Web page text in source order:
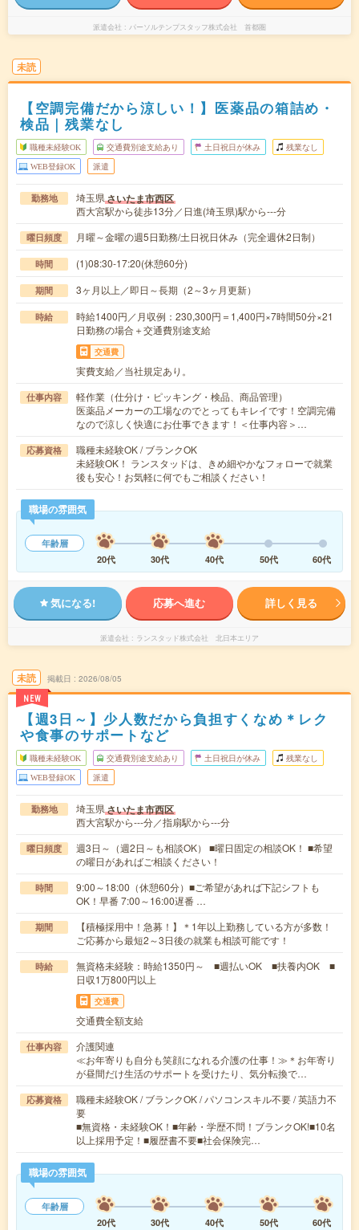
派遣会社 パーソルテンプスタッフ株式会社 首都圏
未読
【空調完備だから涼しい！】医薬品の箱詰め・
検品｜残業なし
職種未経験OK 交通費別途支給あり 土日祝日が休み 残業なし
WEB登録OK 派遣
勤務地 埼玉県さいたま市西区
西大宮駅から徒歩13分／日進(埼玉県)駅から---分
曜日頻度 月曜～金曜の週5日勤務/土日祝日休み（完全週休2日制）
時間 (1)08:30-17:20(休憩60分)
期間 3ヶ月以上／即日～長期（2～3ヶ月更新）
時給
時給1400円／月収例：230,300円＝1,400円×7時間50分×21
日勤務の場合＋交通費別途支給
交通費
実費支給／当社規定あり。
仕事内容
軽作業（仕分け・ピッキング・検品、商品管理）
医薬品メーカーの工場なのでとってもキレイです！空調完備
なので涼しく快適にお仕事できます！＜仕事内容＞…
応募資格
職種未経験OK / ブランクOK
未経験OK！ ランスタッドは、きめ細やかなフォローで就業
後も安心！お気軽に何でもご相談ください！
職場の雰囲気
年齢層
20代
30代 40代 50代 60代
気になる! 応募へ進む 詳しく見る
派遣会社 ランスタッド株式会社 北日本エリア
未読
NEW
掲載日 2026/08/05
【週3日～】少人数だから負担すくなめ＊レク
や食事のサポートなど
職種未経験OK 交通費別途支給あり 土日祝日が休み 残業なし
WEB登録OK 派遣
勤務地 埼玉県さいたま市西区
西大宮駅から---分／指扇駅から---分
曜日頻度
週3日～（週2日～も相談OK） ■曜日固定の相談OK！ ■希望
の曜日があればご相談ください！
時間
9:00～18:00（休憩60分）■ご希望があれば下記シフトも
OK！早番 7:00～16:00遅番 …
期間
【積極採用中！急募！】＊1年以上勤務している方が多数！
ご応募から最短2～3日後の就業も相談可能です！
時給
無資格未経験：時給1350円～ ■週払いOK ■扶養内OK ■
日収1万800円以上
交通費
交通費全額支給
仕事内容
介護関連
≪お年寄りも自分も笑顔になれる介護の仕事！≫＊お年寄り
が昼間だけ生活のサポートを受けたり、気分転換で…
応募資格
職種未経験OK / ブランクOK / パソコンスキル不要 / 英語力不
要
■無資格・未経験OK！■年齢・学歴不問！ブランクOK!■10名
以上採用予定！■履歴書不要■社会保険完…
職場の雰囲気
年齢層
20代
30代 40代 50代
60代